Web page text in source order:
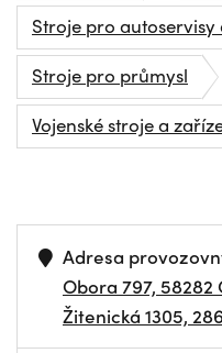
Stroje pro autoservisy
Stroje pro průmysl
Vojenské stroje a
Adresa
Obora 797, 58282
Žitenická 1305,